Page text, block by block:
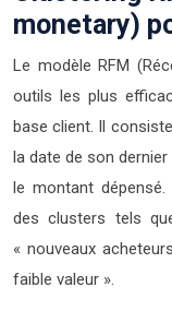
monetary)
Le modèle RFM
outils les plus
base client. Il
la date de son
le montant
des clusters tels
« nouveaux
faible valeur ».